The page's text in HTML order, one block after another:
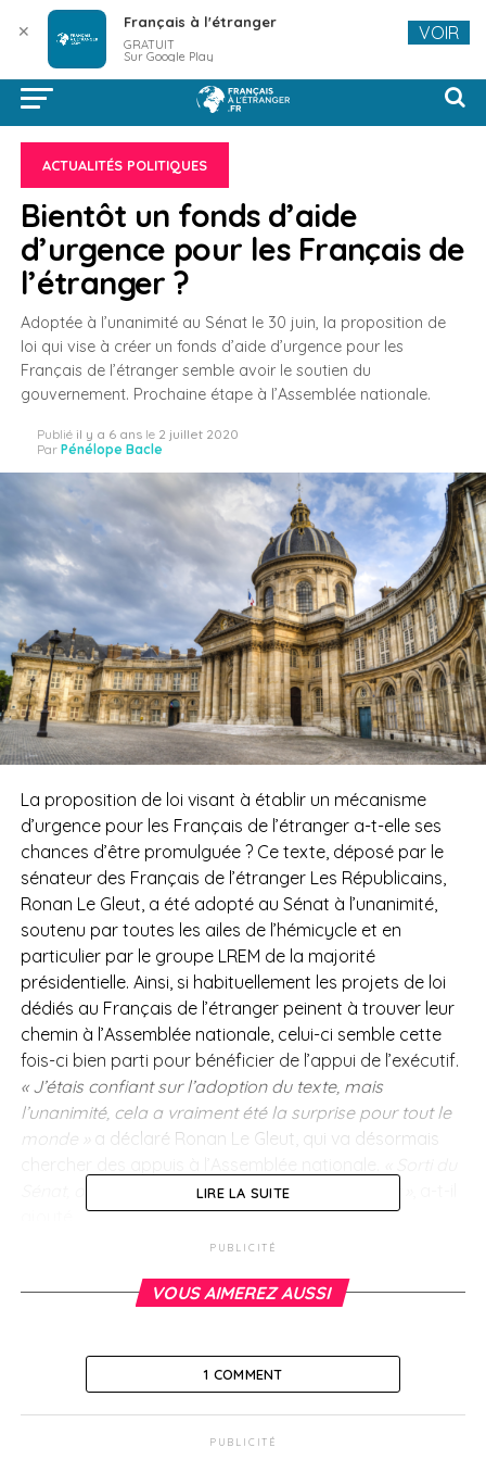
ACTUALITÉS POLITIQUES
Bientôt un fonds d’aide
d’urgence pour les Français de
l’étranger ?
Adoptée à l’unanimité au Sénat le 30 juin, la proposition de
loi qui vise à créer un fonds d’aide d’urgence pour les
Français de l’étranger semble avoir le soutien du
gouvernement. Prochaine étape à l’Assemblée nationale.
Publié il y a 6 ans le 2 juillet 2020
Par Pénélope Bacle
La proposition de loi visant à établir un mécanisme
d’urgence pour les Français de l’étranger a-t-elle ses
chances d’être promulguée ? Ce texte, déposé par le
sénateur des Français de l’étranger Les Républicains,
Ronan Le Gleut, a été adopté au Sénat à l’unanimité,
soutenu par toutes les ailes de l’hémicycle et en
particulier par le groupe LREM de la majorité
présidentielle. Ainsi, si habituellement les projets de loi
dédiés au Français de l’étranger peinent à trouver leur
chemin à l’Assemblée nationale, celui-ci semble cette
fois-ci bien parti pour bénéficier de l’appui de l’exécutif.
« J’étais confiant sur l’adoption du texte, mais
l’unanimité, cela a vraiment été la surprise pour tout le
monde » a déclaré Ronan Le Gleut, qui va désormais
Sénat, on ne pouvait pas avoir un texte plus fort »
d’Etat chargé des Français de l’étranger, Jean-
Baptiste Lemoyne, a lui-même manifesté son soutien,
en déclarant que le gouvernement le regardait« d’un
Le lendemain, interrogé par la
LIRE LA SUITE
PUBLICITÉ
VOUS AIMEREZ AUSSI
1 COMMENT
PUBLICITÉ
✕ Français à l'étranger
GRATUIT
Sur Google Play
VOIR